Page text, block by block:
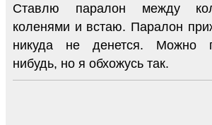
Ставлю паралон между
коленями и встаю. Паралон
никуда не денется. Можно
нибудь, но я обхожусь так.